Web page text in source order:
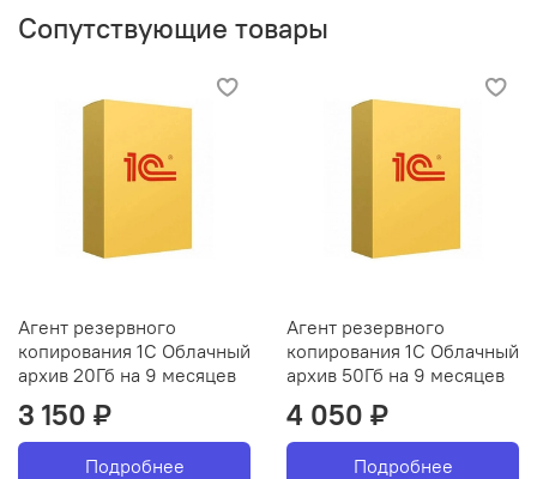
Сопутствующие товары
Агент резервного
копирования 1С Облачный
архив 20Гб на 9 месяцев
3 150 ₽
Подробнее
Агент резервного
копирования 1С Облачный
архив 50Гб на 9 месяцев
4 050 ₽
Подробнее